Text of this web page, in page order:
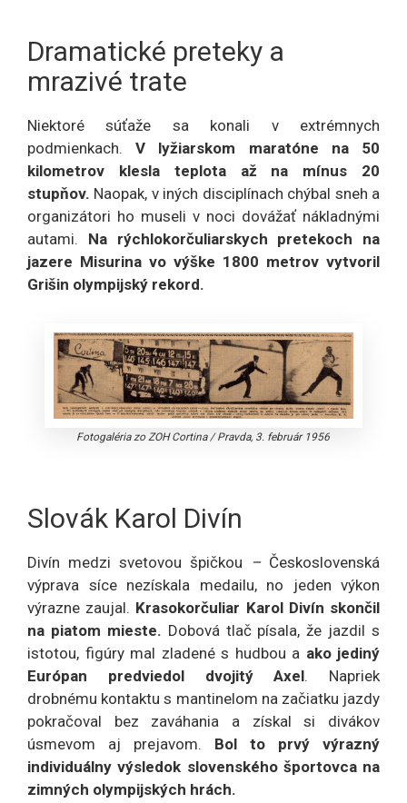
Dramatické preteky a
mrazivé trate
Niektoré súťaže sa konali v extrémnych
podmienkach.V lyžiarskom maratóne na 50
kilometrov klesla teplota až na mínus 20
stupňov. Naopak, v iných disciplínach chýbal sneh a
organizátori ho museli v noci dovážať nákladnými
autami. Na rýchlokorčuliarskych pretekoch na
jazere Misurina vo výške 1800 metrov vytvoril
Grišin olympijský rekord.
Fotogaléria zo ZOH Cortina/Pravda, 3. február 1956
Slovák Karol Divín
Divín medzi svetovou špičkou – Československá
výprava síce nezískala medailu, no jeden výkon
výrazne zaujal. Krasokorčuliar Karol Divín skončil
na piatom mieste. Dobová tlač písala, že jazdil s
istotou, figúry mal zladené s hudbou a ako jediný
Európan predviedol dvojitý Axel. Napriek
drobnému kontaktu s mantinelom na začiatku jazdy
pokračoval bez zaváhania a získal si divákov
úsmevom aj prejavom. Bol to prvý výrazný
individuálny výsledok slovenského športovca na
zimných olympijských hrách.